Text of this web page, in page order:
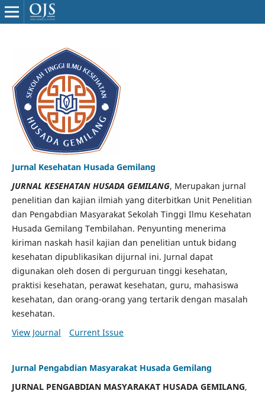
Jurnal Kesehatan Husada Gemilang
JURNAL KESEHATAN HUSADA GEMILANG, Merupakan jurnal
penelitian dan kajian ilmiah yang diterbitkan Unit Penelitian
dan Pengabdian Masyarakat Sekolah Tinggi Ilmu Kesehatan
Husada Gemilang Tembilahan. Penyunting menerima
kiriman naskah hasil kajian dan penelitian untuk bidang
kesehatan dipublikasikan dijurnal ini. Jurnal dapat
digunakan oleh dosen di perguruan tinggi kesehatan,
praktisi kesehatan, perawat kesehatan, guru, mahasiswa
kesehatan, dan orang-orang yang tertarik dengan masalah
kesehatan.
View Journal
Current Issue
Jurnal Pengabdian Masyarakat Husada Gemilang
JURNAL PENGABDIAN MASYARAKAT HUSADA GEMILANG,